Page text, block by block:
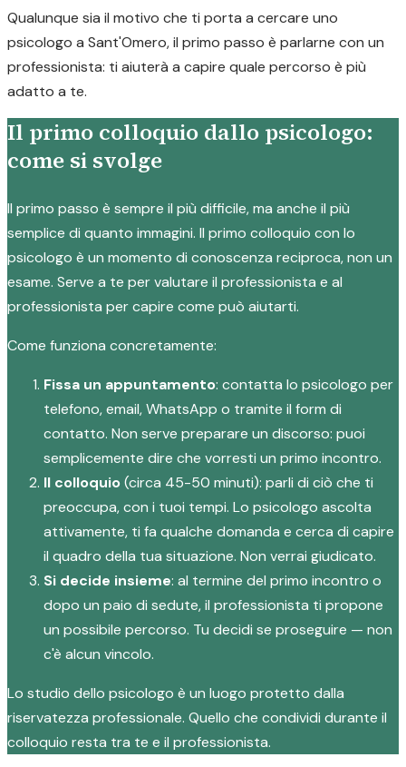
Qualunque sia il motivo che ti porta a cercare uno
psicologo a Sant'Omero, il primo passo è parlarne con un
professionista: ti aiuterà a capire quale percorso è più
adatto a te.
Il primo colloquio dallo psicologo:
come si svolge
Il primo passo è sempre il più difficile, ma anche il più
semplice di quanto immagini. Il primo colloquio con lo
psicologo è un momento di conoscenza reciproca, non un
esame. Serve a te per valutare il professionista e al
professionista per capire come può aiutarti.
Come funziona concretamente:
Fissa un appuntamento: contatta lo psicologo per
telefono, email, WhatsApp o tramite il form di
contatto. Non serve preparare un discorso: puoi
semplicemente dire che vorresti un primo incontro.
Il colloquio(circa 45-50 minuti): parli di ciò che ti
preoccupa, con i tuoi tempi. Lo psicologo ascolta
attivamente, ti fa qualche domanda e cerca di capire
il quadro della tua situazione. Non verrai giudicato.
Si decide insieme: al termine del primo incontro o
dopo un paio di sedute, il professionista ti propone
un possibile percorso. Tu decidi se proseguire — non
c'è alcun vincolo.
Lo studio dello psicologo è un luogo protetto dalla
riservatezza professionale. Quello che condividi durante il
colloquio resta tra te e il professionista.